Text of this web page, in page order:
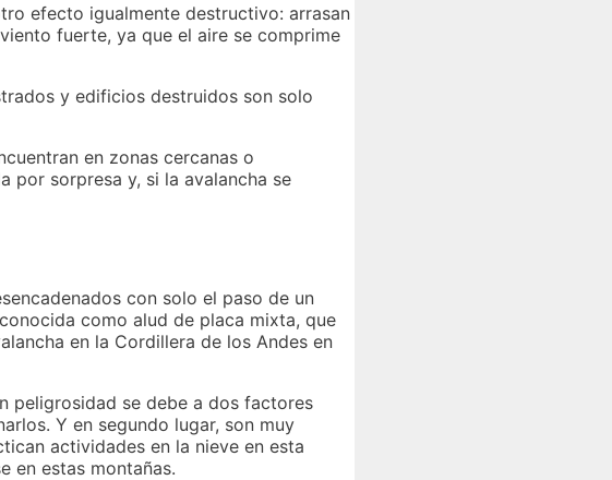
efecto igualmente destructivo: arrasan
fuerte, ya que el aire se comprime
y edificios destruidos son solo
en zonas cercanas o
por sorpresa y, si la avalancha se
con solo el paso de un
como alud de placa mixta, que
en la Cordillera de los Andes en
peligrosidad se debe a dos factores
Y en segundo lugar, son muy
actividades en la nieve en esta
en estas montañas.